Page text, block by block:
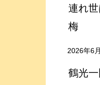
連れ
梅
2026年6
鶴光